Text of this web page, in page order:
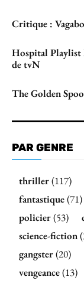
Critique :
Hospital Playlist
de tvN
The Golden
PAR GENRE
thriller(117)
fantastique(71)
policier(53)
science-fiction
gangster(20)
vengeance(13)